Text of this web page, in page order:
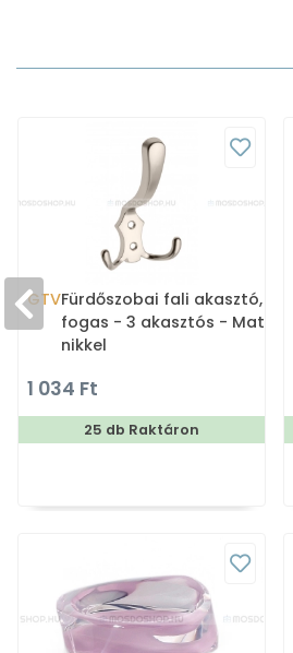
GTVFürdőszobai fali akasztó,
fogas - 3 akasztós - Matt
nikkel
1 034 Ft
25 db Raktáron